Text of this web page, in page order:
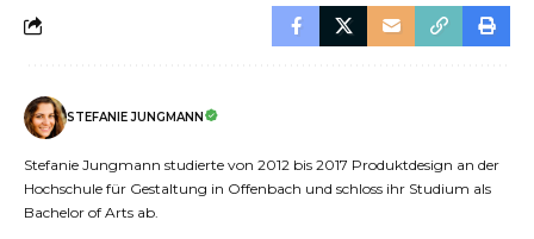
STEFANIE JUNGMANN
Stefanie Jungmann studierte von 2012 bis 2017 Produktdesign an der
Hochschule für Gestaltung in Offenbach und schloss ihr Studium als
Bachelor of Arts ab.